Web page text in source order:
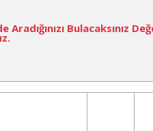
Aradığınızı Bulacaksınız